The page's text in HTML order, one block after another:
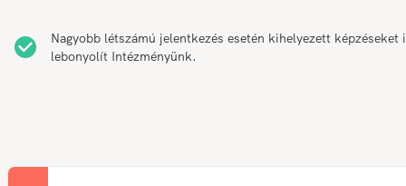
Nagyobb létszámú jelentkezés esetén kihelyezett képzéseket
lebonyolít Intézményünk.